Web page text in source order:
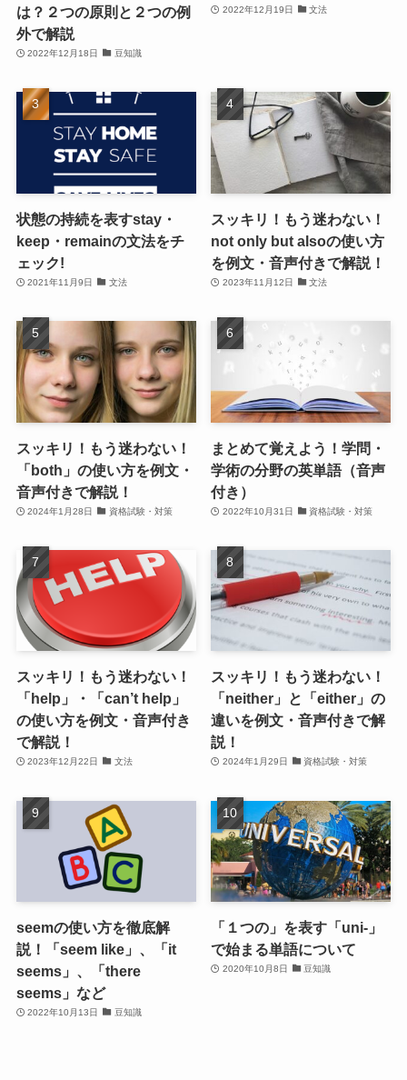
は？２つの原則と２つの例
外で解説
2022年12月18日 豆知識
2022年12月19日 文法
状態の持続を表すstay・
keep・remainの文法をチ
ェック!
2021年11月9日 文法
スッキリ！もう迷わない！
not only but alsoの使い方
を例文・音声付きで解説！
2023年11月12日 文法
スッキリ！もう迷わない！
「both」の使い方を例文・
音声付きで解説！
2024年1月28日 資格試験・対策
まとめて覚えよう！学問・
学術の分野の英単語（音声
付き）
2022年10月31日 資格試験・対策
スッキリ！もう迷わない！
「help」・「can’t help」
の使い方を例文・音声付き
で解説！
2023年12月22日 文法
スッキリ！もう迷わない！
「neither」と「either」の
違いを例文・音声付きで解
説！
2024年1月29日 資格試験・対策
seemの使い方を徹底解
説！「seem like」、「it
seems」、「there
seems」など
2022年10月13日 豆知識
「１つの」を表す「uni-」
で始まる単語について
2020年10月8日 豆知識